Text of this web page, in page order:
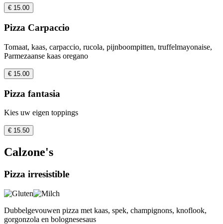
€ 15.00
Pizza Carpaccio
Tomaat, kaas, carpaccio, rucola, pijnboompitten, truffelmayonaise,
Parmezaanse kaas oregano
€ 15.00
Pizza fantasia
Kies uw eigen toppings
€ 15.50
Calzone's
Pizza irresistible
Dubbelgevouwen pizza met kaas, spek, champignons, knoflook,
gorgonzola en bolognesesaus